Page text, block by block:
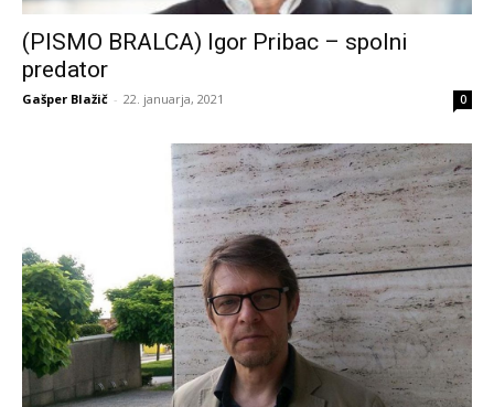
(PISMO BRALCA) Igor Pribac – spolni
predator
Gašper Blažič - 22. januarja, 2021 0